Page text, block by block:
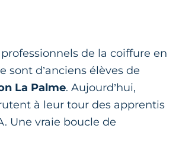
de la coiffure en
sont d’anciens élèves de
La Palme. Aujourd’hui,
à leur tour des apprentis
Une vraie boucle de